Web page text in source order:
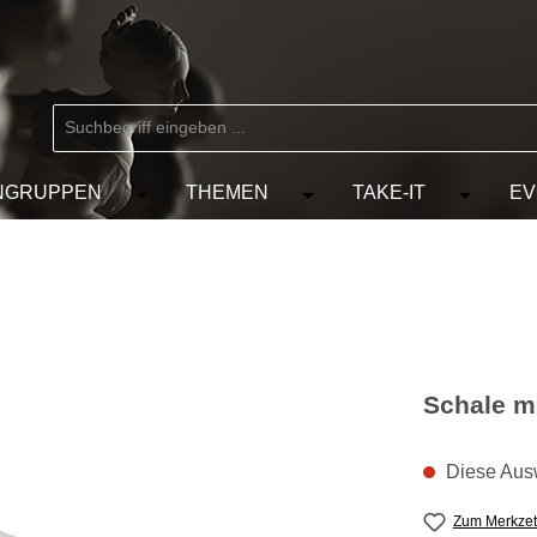
Kategorie MARKEN
das Dropdown der Kategorie KÜNSTLER
Öffne oder Schließe das Dropdown der
THEMEN Öffne oder Schließe das
TAKE-IT Öffne
Schale
Diese
Zum